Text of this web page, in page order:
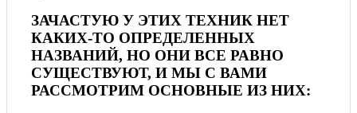
ЗАЧАСТУЮ У ЭТИХ ТЕХНИК НЕТ
КАКИХ-ТО ОПРЕДЕЛЕННЫХ
НАЗВАНИЙ, НО ОНИ ВСЕ РАВНО
СУЩЕСТВУЮТ, И МЫ С ВАМИ
РАССМОТРИМ ОСНОВНЫЕ ИЗ НИХ: